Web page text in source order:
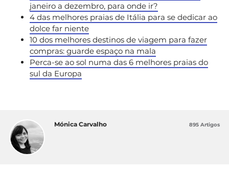
janeiro a dezembro, para onde ir?
4 das melhores praias de Itália para se dedicar ao
dolce far niente
10 dos melhores destinos de viagem para fazer
compras: guarde espaço na mala
Perca-se ao sol numa das 6 melhores praias do
sul da Europa
Mónica Carvalho 895 Artigos